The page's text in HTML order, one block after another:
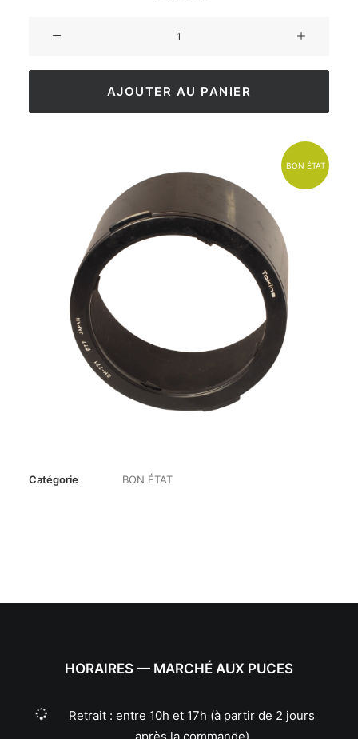
AJOUTER AU PANIER
BON ÉTAT
Catégorie BON ÉTAT
HORAIRES — MARCHÉ AUX PUCES
Retrait : entre 10h et 17h (à partir de 2 jours